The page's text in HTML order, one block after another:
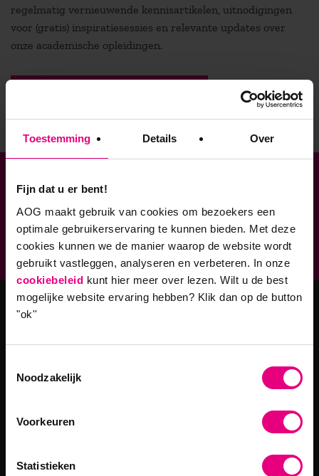
Toestemming Details Over
Fijn dat u er bent!
AOG maakt gebruik van cookies om bezoekers een
optimale gebruikerservaring te kunnen bieden. Met deze
cookies kunnen we de manier waarop de website wordt
gebruikt vastleggen, analyseren en verbeteren. In onze
cookiebeleid kunt hier meer over lezen. Wilt u de best
mogelijke website ervaring hebben? Klik dan op de button
"ok''
Noodzakelijk
Voorkeuren
Statistieken
regelmatig vernieuwende kennisartikelen, uitnodigingen
voor (gratis) inspiratiesessies en relevante updates over
onze academische opleidingen.
Verbonden aan
Geaccrediteerde opleidingen
9,0 op klantenvertellen.nl
MBA Innovatie & Leiderschap
Programma's
Digitale Transformaties